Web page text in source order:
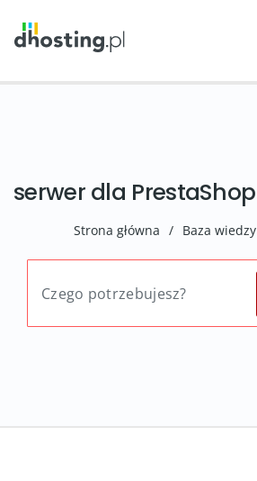
serwer dla PrestaShop
Strona główna / Baza wiedzy